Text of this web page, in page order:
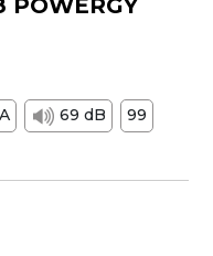
POWERGY
A 69 dB
99